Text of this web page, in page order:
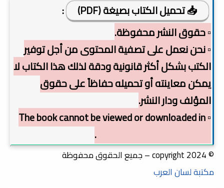
📥 تحميل الكتاب بصيغة (PDF)
:
▫️ حقوق النشر محفوظة.
▫️ نحن نعمل على تصفية المحتوى من أجل توفير
الكتب بشكل أكثر قانونية ودقة لذلك هذا الكتاب لا
يمكن معاينته أو تحميله حفاظاً على حقوق
المؤلف ودار النشر.
▫️ The book cannot be viewed or downloaded in
© copyright 2024 – جميع الحقوق محفوظة
مكتبة لسان العرب